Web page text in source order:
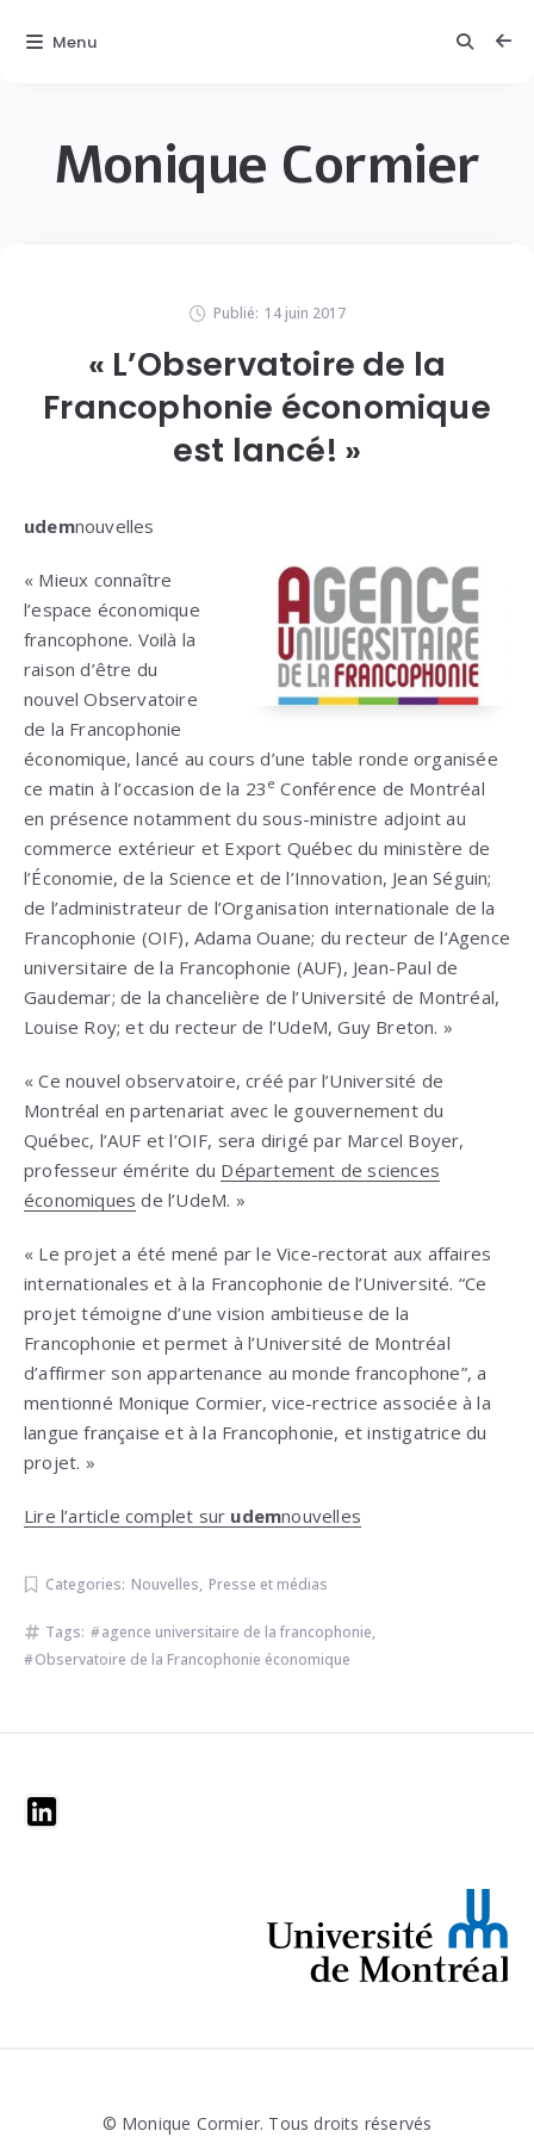
Monique Cormier
Publié: 14 juin 2017
« L’Observatoire de la
Francophonie économique
est lancé! »
udemnouvelles
« Mieux connaître
l’espace économique
francophone. Voilà la
raison d’être du
nouvel Observatoire
de la Francophonie
économique, lancé au cours d’une table ronde organisée
ce matin à l’occasion de la 23 e Conférence de Montréal
en présence notamment du sous-ministre adjoint au
commerce extérieur et Export Québec du ministère de
l’Économie, de la Science et de l’Innovation, Jean Séguin;
de l’administrateur de l’Organisation internationale de la
Francophonie (OIF), Adama Ouane; du recteur de l’Agence
universitaire de la Francophonie (AUF), Jean-Paul de
Gaudemar; de la chancelière de l’Université de Montréal,
Louise Roy; et du recteur de l’UdeM, Guy Breton. »
« Ce nouvel observatoire, créé par l’Université de
Montréal en partenariat avec le gouvernement du
Québec, l’AUF et l’OIF, sera dirigé par Marcel Boyer,
professeur émérite du Département de sciences
économiques de l’UdeM. »
« Le projet a été mené par le Vice-rectorat aux affaires
internationales et à la Francophonie de l’Université. “Ce
projet témoigne d’une vision ambitieuse de la
Francophonie et permet à l’Université de Montréal
d’affirmer son appartenance au monde francophone”, a
mentionné Monique Cormier, vice-rectrice associée à la
langue française et à la Francophonie, et instigatrice du
projet. »
Lire l’article complet sur udemnouvelles
Categories: Nouvelles, Presse et médias
Tags: agence universitaire de la francophonie,
Observatoire de la Francophonie économique
Widgets
© Monique Cormier. Tous droits réservés
Menu